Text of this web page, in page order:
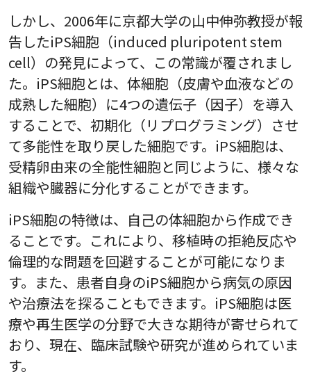
しかし、2006年に京都大学の山中伸弥教授が報
告したiPS細胞（induced pluripotent stem
cell）の発見によって、この常識が覆されまし
た。iPS細胞とは、体細胞（皮膚や血液などの
成熟した細胞）に4つの遺伝子（因子）を導入
することで、初期化（リプログラミング）させ
て多能性を取り戻した細胞です。iPS細胞は、
受精卵由来の全能性細胞と同じように、様々な
組織や臓器に分化することができます。
iPS細胞の特徴は、自己の体細胞から作成でき
ることです。これにより、移植時の拒絶反応や
倫理的な問題を回避することが可能になりま
す。また、患者自身のiPS細胞から病気の原因
や治療法を探ることもできます。iPS細胞は医
療や再生医学の分野で大きな期待が寄せられて
おり、現在、臨床試験や研究が進められていま
す。